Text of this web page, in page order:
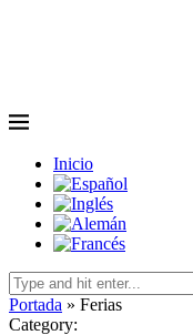
Inicio
Portada » Ferias
Category: